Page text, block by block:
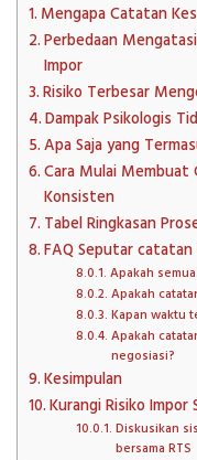
Mengapa Catatan
Perbedaan
Impor
Risiko Terbesar
Dampak Psikologis
Apa Saja yang
Cara Mulai Membuat
Konsisten
Tabel Ringkasan
FAQ Seputar catatan
Apakah
Apakah
Kapan waktu
Apakah
negosiasi?
Kesimpulan
Kurangi Risiko Impor
Diskusikan
bersama RTS